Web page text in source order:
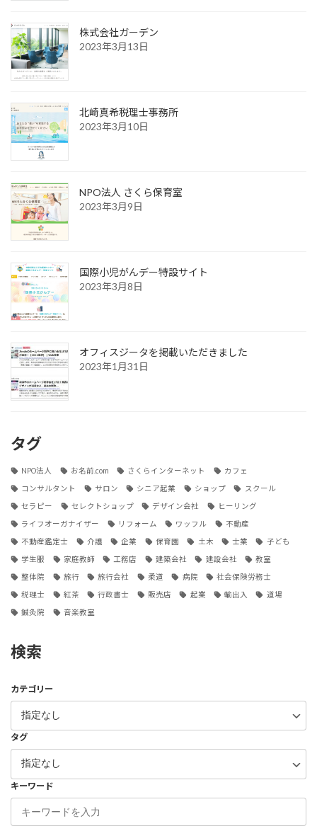
株式会社ガーデン
2023年3月13日
北崎真希税理士事務所
2023年3月10日
NPO法人 さくら保育室
2023年3月9日
国際小児がんデー特設サイト
2023年3月8日
オフィスジータを掲載いただきました
2023年1月31日
タグ
NPO法人 お名前.com さくらインターネット カフェ
コンサルタント サロン シニア起業 ショップ スクール
セラピー セレクトショップ デザイン会社 ヒーリング
ライフオーガナイザー リフォーム ワッフル 不動産
不動産鑑定士 介護 企業 保育園 土木 士業 子ども
学生服 家庭教師 工務店 建築会社 建設会社 教室
整体院 旅行 旅行会社 柔道 病院 社会保険労務士
税理士 紅茶 行政書士 販売店 起業 輸出入 道場
鍼灸院 音楽教室
検索
カテゴリー
タグ
キーワード